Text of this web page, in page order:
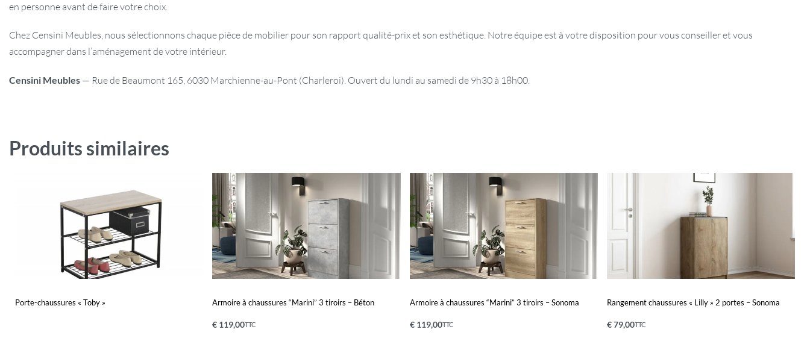
en personne avant de faire votre choix.
Chez Censini Meubles, nous sélectionnons chaque pièce de mobilier pour son rapport qualité-prix et son esthétique. Notre équipe est à votre disposition pour vous conseiller et vous
accompagner dans l’aménagement de votre intérieur.
Censini Meubles — Rue de Beaumont 165, 6030 Marchienne-au-Pont (Charleroi). Ouvert du lundi au samedi de 9h30 à 18h00.
Produits similaires
Porte-chaussures « Toby » Armoire à chaussures “Marini” 3 tiroirs – Béton
€ 119,00TTC
Armoire à chaussures “Marini” 3 tiroirs – Sonoma
€119,00TTC
Rangement chaussures « Lilly » 2 portes – Sonoma
€79,00TTC